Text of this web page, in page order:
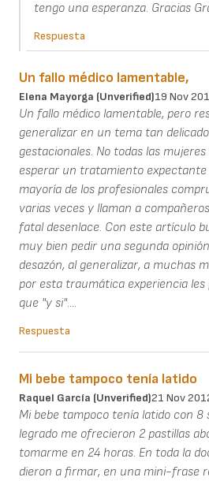
tengo una esperanza. Gracias
Respuesta
Un fallo médico lamentable,
Elena Mayorga (unverified)19 Nov
Un fallo médico lamentable, pero
generalizar en un tema tan
gestacionales. No todas las
esperar un tratamiento expectante
mayoría de los profesionales
varias veces y llaman a
fatal desenlace. Con este artículo
muy bien pedir una segunda
desazón, al generalizar, a muchas
por esta traumática experiencia les
que "y si"....
Respuesta
Mi bebe tampoco tenía latido
Raquel García (unverified)21 Nov
Mi bebe tampoco tenía latido con 8
legrado me ofrecieron 2 pastillas
tomarme en 24 horas. En toda la
dieron a firmar, en una mini-frase